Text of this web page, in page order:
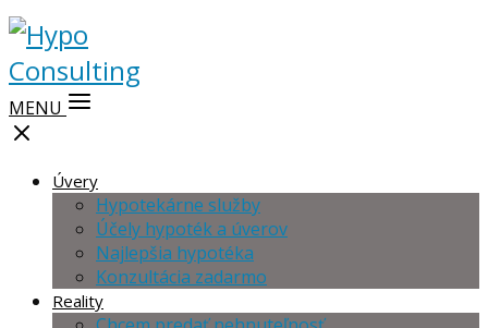
MENU
Úvery
Hypotekárne služby
Účely hypoték a úverov
Najlepšia hypotéka
Konzultácia zadarmo
Reality